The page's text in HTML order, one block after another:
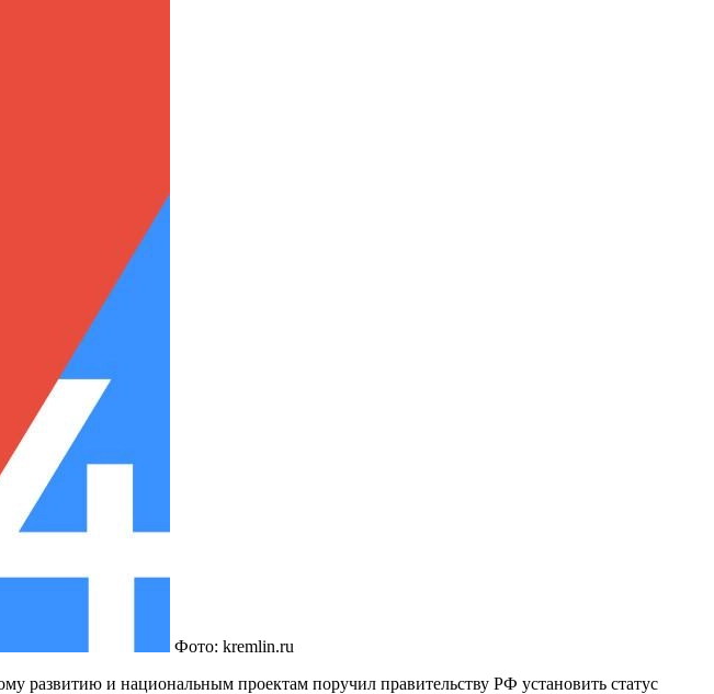
Фото: kremlin.ru
развитию и национальным проектам поручил правительству РФ установить статус